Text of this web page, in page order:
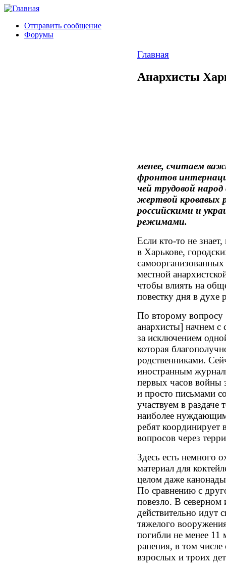
Отправить сообщение
Форумы
Главная
Анархисты
менее, считаем
фронтов
чей трудовой народ
жертвой кровавых
российскими и
режимами.
Если кто-то не
в Харькове,
местной
чтобы влиять на
повестку дня в духе
По второму вопросу
анархисты] начнем с
за исключением
которая
родственниками.
иностранным
первых часов войны
и просто письмами
участвуем в раздаче
наиболее
ребят
вопросов через
Здесь есть немного
материал для
целом даже
По сравнению с
повезло. В северном
действительно
тяжелого
погибли не менее
ранения, в том числе
взрослых и троих